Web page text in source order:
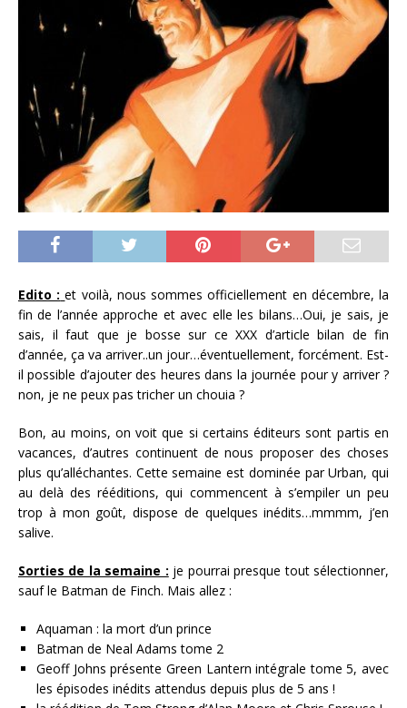
Edito : et voilà, nous sommes officiellement en décembre, la
fin de l’année approche et avec elle les bilans…Oui, je sais, je
sais, il faut que je bosse sur ce XXX d’article bilan de fin
d’année, ça va arriver..un jour…éventuellement, forcément. Est-
il possible d’ajouter des heures dans la journée pour y arriver ?
non, je ne peux pas tricher un chouia ?
Bon, au moins, on voit que si certains éditeurs sont partis en
vacances, d’autres continuent de nous proposer des choses
plus qu’alléchantes. Cette semaine est dominée par Urban, qui
au delà des rééditions, qui commencent à s’empiler un peu
trop à mon goût, dispose de quelques inédits…mmmm, j’en
salive.
Sorties de la semaine : je pourrai presque tout sélectionner,
sauf le Batman de Finch. Mais allez :
Aquaman : la mort d’un prince
Batman de Neal Adams tome 2
Geoff Johns présente Green Lantern intégrale tome 5, avec
les épisodes inédits attendus depuis plus de 5 ans !